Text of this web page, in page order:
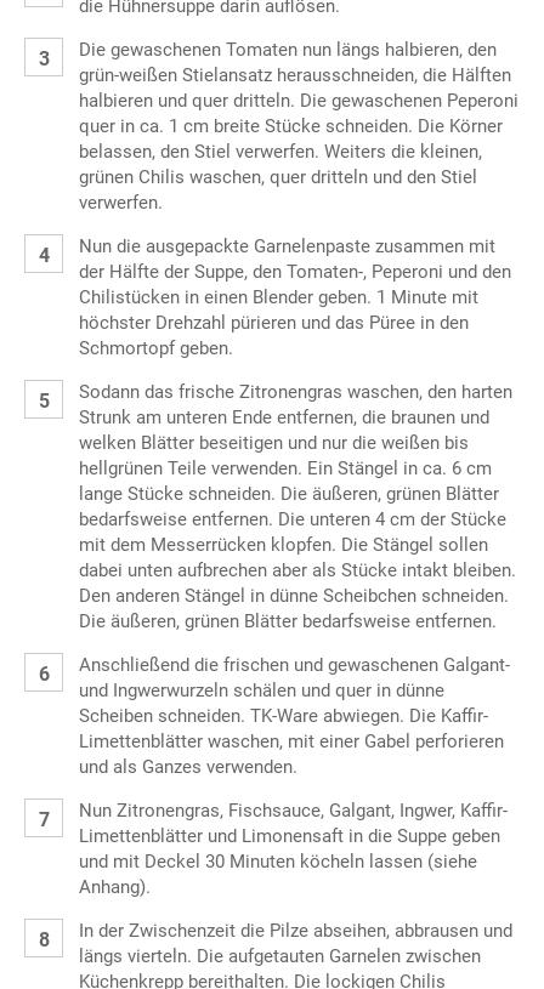
die Hühnersuppe darin auflösen.
Die gewaschenen Tomaten nun längs halbieren, den
grün-weißen Stielansatz herausschneiden, die Hälften
halbieren und quer dritteln. Die gewaschenen Peperoni
quer in ca. 1 cm breite Stücke schneiden. Die Körner
belassen, den Stiel verwerfen. Weiters die kleinen,
grünen Chilis waschen, quer dritteln und den Stiel
verwerfen.
Nun die ausgepackte Garnelenpaste zusammen mit
der Hälfte der Suppe, den Tomaten-, Peperoni und den
Chilistücken in einen Blender geben. 1 Minute mit
höchster Drehzahl pürieren und das Püree in den
Schmortopf geben.
Sodann das frische Zitronengras waschen, den harten
Strunk am unteren Ende entfernen, die braunen und
welken Blätter beseitigen und nur die weißen bis
hellgrünen Teile verwenden. Ein Stängel in ca. 6 cm
lange Stücke schneiden. Die äußeren, grünen Blätter
bedarfsweise entfernen. Die unteren 4 cm der Stücke
mit dem Messerrücken klopfen. Die Stängel sollen
dabei unten aufbrechen aber als Stücke intakt bleiben.
Den anderen Stängel in dünne Scheibchen schneiden.
Die äußeren, grünen Blätter bedarfsweise entfernen.
Anschließend die frischen und gewaschenen Galgant-
und Ingwerwurzeln schälen und quer in dünne
Scheiben schneiden. TK-Ware abwiegen. Die Kaffir-
Limettenblätter waschen, mit einer Gabel perforieren
und als Ganzes verwenden.
Nun Zitronengras, Fischsauce, Galgant, Ingwer, Kaffir-
Limettenblätter und Limonensaft in die Suppe geben
und mit Deckel 30 Minuten köcheln lassen (siehe
Anhang).
In der Zwischenzeit die Pilze abseihen, abbrausen und
längs vierteln. Die aufgetauten Garnelen zwischen
Küchenkrepp bereithalten. Die lockigen Chilis